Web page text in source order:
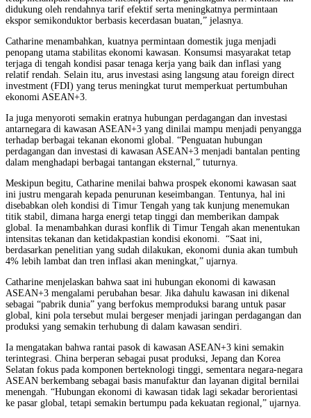
didukung oleh rendahnya tarif efektif serta meningkatnya permintaan
ekspor semikonduktor berbasis kecerdasan buatan,” jelasnya.
Catharine menambahkan, kuatnya permintaan domestik juga menjadi
penopang utama stabilitas ekonomi kawasan. Konsumsi masyarakat tetap
terjaga di tengah kondisi pasar tenaga kerja yang baik dan inflasi yang
relatif rendah. Selain itu, arus investasi asing langsung atau foreign direct
investment (FDI) yang terus meningkat turut memperkuat pertumbuhan
ekonomi ASEAN+3.
Ia juga menyoroti semakin eratnya hubungan perdagangan dan investasi
antarnegara di kawasan ASEAN+3 yang dinilai mampu menjadi penyangga
terhadap berbagai tekanan ekonomi global. “Penguatan hubungan
perdagangan dan investasi di kawasan ASEAN+3 menjadi bantalan penting
dalam menghadapi berbagai tantangan eksternal,” tuturnya.
Meskipun begitu, Catharine menilai bahwa prospek ekonomi kawasan saat
ini justru mengarah kepada penurunan keseimbangan. Tentunya, hal ini
disebabkan oleh kondisi di Timur Tengah yang tak kunjung menemukan
titik stabil, dimana harga energi tetap tinggi dan memberikan dampak
global. Ia menambahkan durasi konflik di Timur Tengah akan menentukan
intensitas tekanan dan ketidakpastian kondisi ekonomi. “Saat ini,
berdasarkan penelitian yang sudah dilakukan, ekonomi dunia akan tumbuh
4% lebih lambat dan tren inflasi akan meningkat,” ujarnya.
Catharine menjelaskan bahwa saat ini hubungan ekonomi di kawasan
ASEAN+3 mengalami perubahan besar. Jika dahulu kawasan ini dikenal
sebagai “pabrik dunia” yang berfokus memproduksi barang untuk pasar
global, kini pola tersebut mulai bergeser menjadi jaringan perdagangan dan
produksi yang semakin terhubung di dalam kawasan sendiri.
Ia mengatakan bahwa rantai pasok di kawasan ASEAN+3 kini semakin
terintegrasi. China berperan sebagai pusat produksi, Jepang dan Korea
Selatan fokus pada komponen berteknologi tinggi, sementara negara-negara
ASEAN berkembang sebagai basis manufaktur dan layanan digital bernilai
menengah. “Hubungan ekonomi di kawasan tidak lagi sekadar berorientasi
ke pasar global, tetapi semakin bertumpu pada kekuatan regional,” ujarnya.